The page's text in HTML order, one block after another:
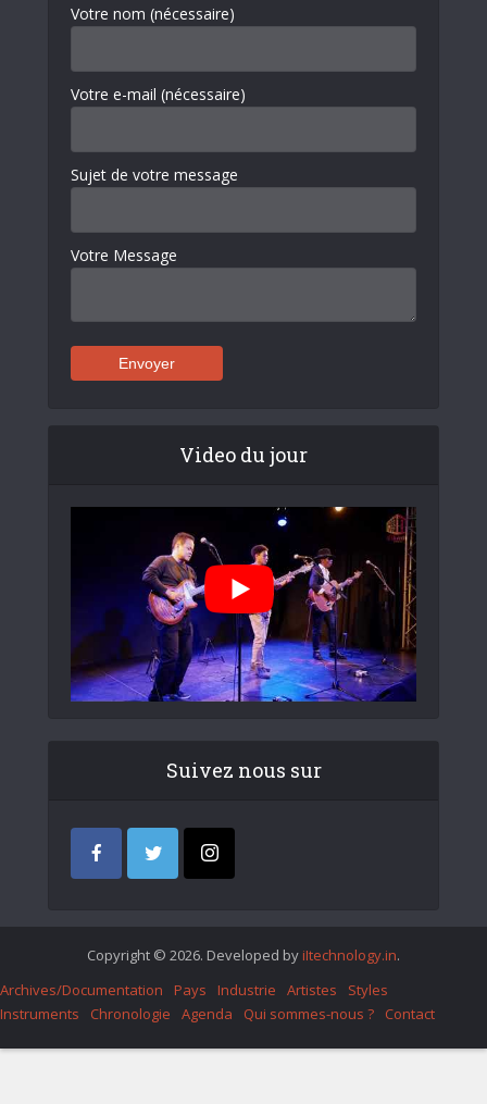
Votre nom (nécessaire)
Votre e-mail (nécessaire)
Sujet de votre message
Votre Message
Video du jour
Suivez nous sur
Copyright © 2026. Developed by iItechnology.in.
Archives/Documentation
Pays Industrie Artistes
Styles
Instruments
Chronologie Agenda Qui sommes-nous ? Contact